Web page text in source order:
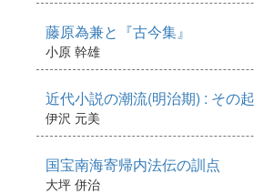
藤原為兼と『古今集』
小原 幹雄
近代小説の潮流(明治期) : その
伊沢 元美
国宝南海寄帰内法伝の訓点
大坪 併治